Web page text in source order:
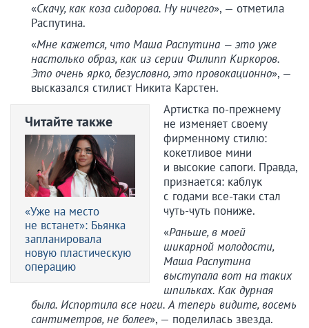
«Скачу, как коза сидорова. Ну ничего», — отметила
Распутина.
«Мне кажется, что Маша Распутина — это уже
настолько образ, как из серии Филипп Киркоров.
Это очень ярко, безусловно, это провокационно», —
высказался стилист Никита Карстен.
Читайте также
«Уже на место
не встанет»: Бьянка
запланировала
новую пластическую
операцию
Артистка по-прежнему
не изменяет своему
фирменному стилю:
кокетливое мини
и высокие сапоги. Правда,
признается: каблук
с годами все-таки стал
чуть-чуть пониже.
«Раньше, в моей
шикарной молодости,
Маша Распутина
выступала вот на таких
шпильках. Как дурная
была. Испортила все ноги. А теперь видите, восемь
сантиметров, не более», — поделилась звезда.